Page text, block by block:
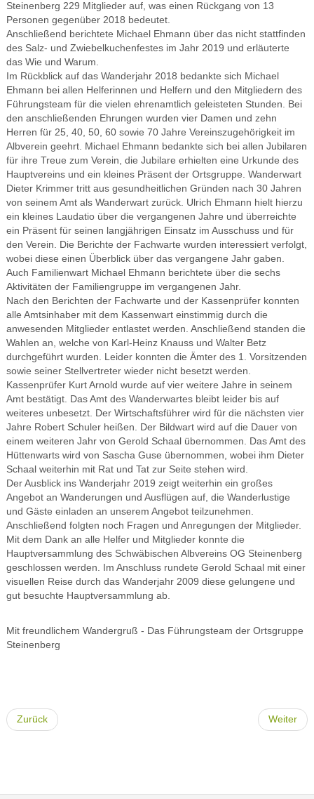
Steinenberg 229 Mitglieder auf, was einen Rückgang von 13
Personen gegenüber 2018 bedeutet.
Anschließend berichtete Michael Ehmann über das nicht stattfinden
des Salz- und Zwiebelkuchenfestes im Jahr 2019 und erläuterte
das Wie und Warum.
Im Rückblick auf das Wanderjahr 2018 bedankte sich Michael
Ehmann bei allen Helferinnen und Helfern und den Mitgliedern des
Führungsteam für die vielen ehrenamtlich geleisteten Stunden. Bei
den anschließenden Ehrungen wurden vier Damen und zehn
Herren für 25, 40, 50, 60 sowie 70 Jahre Vereinszugehörigkeit im
Albverein geehrt. Michael Ehmann bedankte sich bei allen Jubilaren
für ihre Treue zum Verein, die Jubilare erhielten eine Urkunde des
Hauptvereins und ein kleines Präsent der Ortsgruppe. Wanderwart
Dieter Krimmer tritt aus gesundheitlichen Gründen nach 30 Jahren
von seinem Amt als Wanderwart zurück. Ulrich Ehmann hielt hierzu
ein kleines Laudatio über die vergangenen Jahre und überreichte
ein Präsent für seinen langjährigen Einsatz im Ausschuss und für
den Verein. Die Berichte der Fachwarte wurden interessiert verfolgt,
wobei diese einen Überblick über das vergangene Jahr gaben.
Auch Familienwart Michael Ehmann berichtete über die sechs
Aktivitäten der Familiengruppe im vergangenen Jahr.
Nach den Berichten der Fachwarte und der Kassenprüfer konnten
alle Amtsinhaber mit dem Kassenwart einstimmig durch die
anwesenden Mitglieder entlastet werden. Anschließend standen die
Wahlen an, welche von Karl-Heinz Knauss und Walter Betz
durchgeführt wurden. Leider konnten die Ämter des 1. Vorsitzenden
sowie seiner Stellvertreter wieder nicht besetzt werden.
Kassenprüfer Kurt Arnold wurde auf vier weitere Jahre in seinem
Amt bestätigt. Das Amt des Wanderwartes bleibt leider bis auf
weiteres unbesetzt. Der Wirtschaftsführer wird für die nächsten vier
Jahre Robert Schuler heißen. Der Bildwart wird auf die Dauer von
einem weiteren Jahr von Gerold Schaal übernommen. Das Amt des
Hüttenwarts wird von Sascha Guse übernommen, wobei ihm Dieter
Schaal weiterhin mit Rat und Tat zur Seite stehen wird.
Der Ausblick ins Wanderjahr 2019 zeigt weiterhin ein großes
Angebot an Wanderungen und Ausflügen auf, die Wanderlustige
und Gäste einladen an unserem Angebot teilzunehmen.
Anschließend folgten noch Fragen und Anregungen der Mitglieder.
Mit dem Dank an alle Helfer und Mitglieder konnte die
Hauptversammlung des Schwäbischen Albvereins OG Steinenberg
geschlossen werden. Im Anschluss rundete Gerold Schaal mit einer
visuellen Reise durch das Wanderjahr 2009 diese gelungene und
gut besuchte Hauptversammlung ab.
Mit freundlichem Wandergruß - Das Führungsteam der Ortsgruppe
Steinenberg
Zurück Weiter